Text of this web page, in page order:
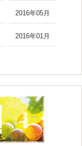
2016年05月
2016年01月